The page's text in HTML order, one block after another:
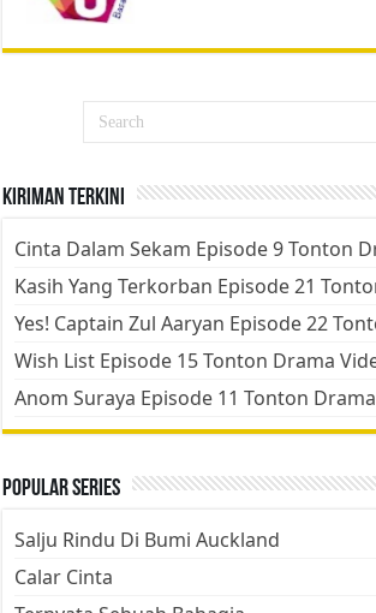
Kiriman Terkini
Cinta Dalam Sekam Episode 9 Tonton
Kasih Yang Terkorban Episode 21
Yes! Captain Zul Aaryan Episode 22
Wish List Episode 15 Tonton Drama
Anom Suraya Episode 11 Tonton
Popular Series
Salju Rindu Di Bumi Auckland
Calar Cinta